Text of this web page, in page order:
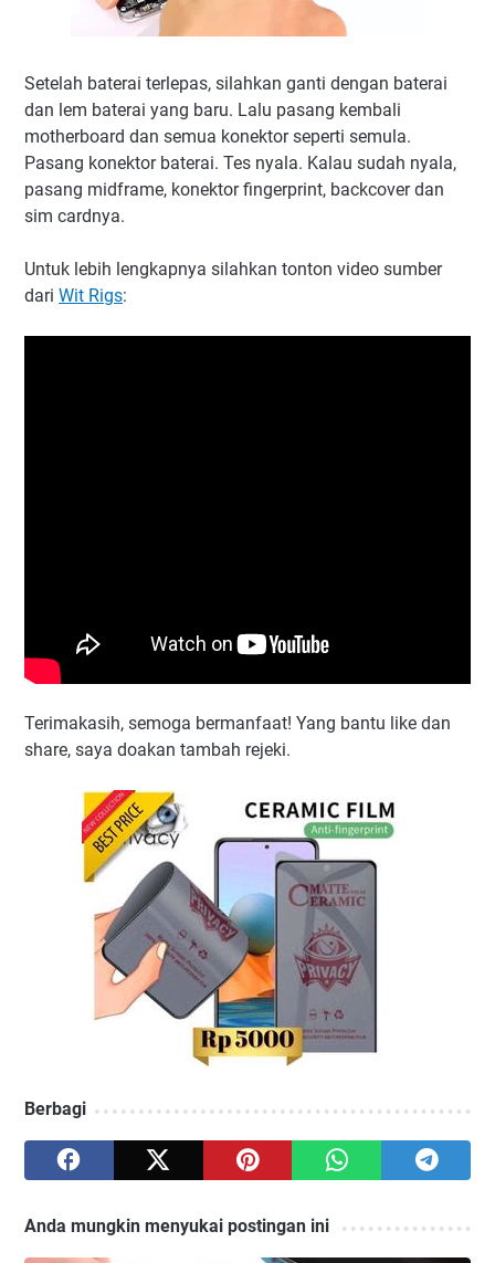
Setelah baterai terlepas, silahkan ganti dengan baterai
dan lem baterai yang baru. Lalu pasang kembali
motherboard dan semua konektor seperti semula.
Pasang konektor baterai. Tes nyala. Kalau sudah nyala,
pasang midframe, konektor fingerprint, backcover dan
sim cardnya.
Untuk lebih lengkapnya silahkan tonton video sumber
dari Wit Rigs:
Terimakasih, semoga bermanfaat! Yang bantu like dan
share, saya doakan tambah rejeki.
Berbagi
Anda mungkin menyukai postingan ini